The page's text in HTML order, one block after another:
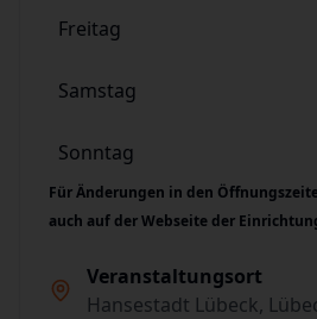
Freitag
Samstag
Sonntag
Für Änderungen in den
auch auf der Webseite der
Veranstaltungsort
Hansestadt Lübeck,